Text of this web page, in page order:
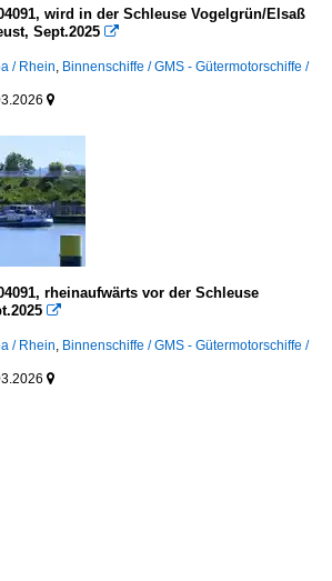
wird in der Schleuse Vogelgrün/Elsaß
Sept.2025 
/ Rhein, Binnenschiffe / GMS - Gütermotorschiffe /

rheinaufwärts vor der Schleuse

/ Rhein, Binnenschiffe / GMS - Gütermotorschiffe /
